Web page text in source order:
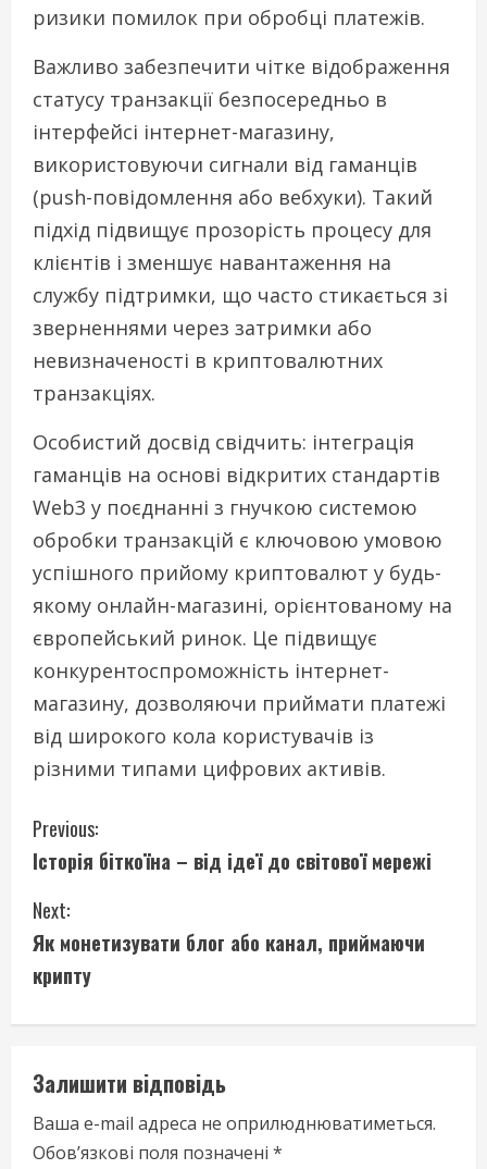
ризики помилок при обробці платежів.
Важливо забезпечити чітке відображення
статусу транзакції безпосередньо в
інтерфейсі інтернет-магазину,
використовуючи сигнали від гаманців
(push-повідомлення або вебхуки). Такий
підхід підвищує прозорість процесу для
клієнтів і зменшує навантаження на
службу підтримки, що часто стикається зі
зверненнями через затримки або
невизначеності в криптовалютних
транзакціях.
Особистий досвід свідчить: інтеграція
гаманців на основі відкритих стандартів
Web3 у поєднанні з гнучкою системою
обробки транзакцій є ключовою умовою
успішного прийому криптовалют у будь-
якому онлайн-магазині, орієнтованому на
європейський ринок. Це підвищує
конкурентоспроможність інтернет-
магазину, дозволяючи приймати платежі
від широкого кола користувачів із
різними типами цифрових активів.
C
o
n
t
i
n
u
e
Previous:
Історія біткоїна – від ідеї до світової мережі
Next:
Як монетизувати блог або канал, приймаючи
крипту
Залишити відповідь
Ваша e-mail адреса не оприлюднюватиметься.
Обов’язкові поля позначені *